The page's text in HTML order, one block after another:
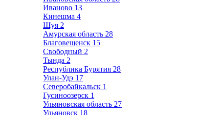
Иваново 13
Кинешма 4
Шуя 2
Амурская область 28
Благовещенск 15
Свободный 2
Тында 2
Республика Бурятия 28
Улан-Удэ 17
Северобайкальск 1
Гусиноозерск 1
Ульяновская область 27
Ульяновск 18